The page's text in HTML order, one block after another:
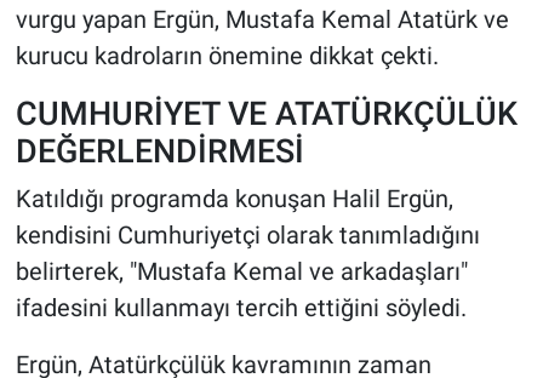
vurgu yapan Ergün, Mustafa Kemal Atatürk ve
kurucu kadroların önemine dikkat çekti.
CUMHURİYET VE ATATÜRKÇÜLÜK
DEĞERLENDİRMESİ
Katıldığı programda konuşan Halil Ergün,
kendisini Cumhuriyetçi olarak tanımladığını
belirterek, "Mustafa Kemal ve arkadaşları"
ifadesini kullanmayı tercih ettiğini söyledi.
Ergün, Atatürkçülük kavramının zaman